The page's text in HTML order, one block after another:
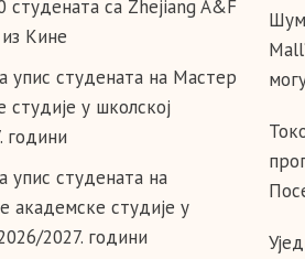
студената са Zhejiang A&F
Кине
упис студената на Мастер
студије у школској
години
упис студената на
академске студије у
2027. години